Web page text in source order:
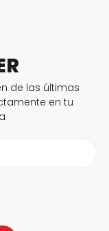
de las últimas
en tu